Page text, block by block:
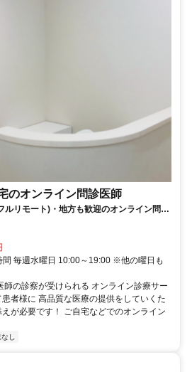
のオンライン問診医師
ルリモート)・地方も歓迎のオンライン問診
間 毎週水曜日 10:00～19:00 ※他の曜日も
師の診察が受けられる オンライン診療サー
者様に 高品質な医療の提供をしていくた
が必要です！ ご自宅などでのオンライン
し